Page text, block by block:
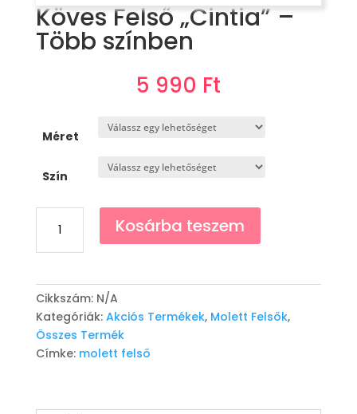
Köves Felső „Cintia” –
Több színben
5 990 Ft
Méret
Szín
Felső
"Cintia"
Több
színben
mennyiség
Kosárba teszem
Cikkszám: N/A
Kategóriák: Akciós Termékek, Molett Felsők,
Összes Termék
Címke: molett felső